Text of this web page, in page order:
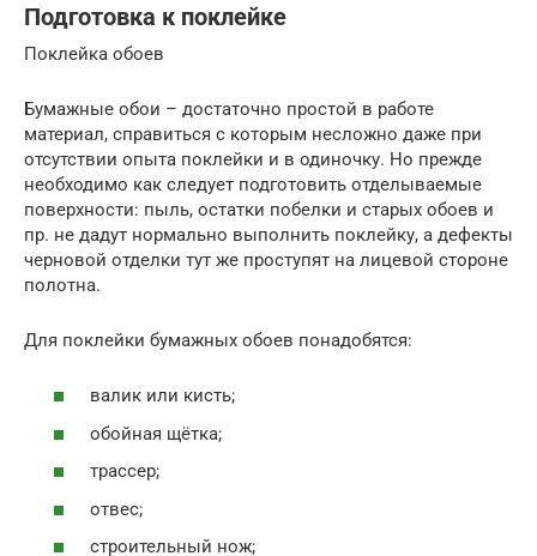
Подготовка к поклейке
Поклейка обоев
Бумажные обои – достаточно простой в работе
материал, справиться с которым несложно даже при
отсутствии опыта поклейки и в одиночку. Но прежде
необходимо как следует подготовить отделываемые
поверхности: пыль, остатки побелки и старых обоев и
пр. не дадут нормально выполнить поклейку, а дефекты
черновой отделки тут же проступят на лицевой стороне
полотна.
Для поклейки бумажных обоев понадобятся:
валик или кисть;
обойная щётка;
трассер;
отвес;
строительный нож;